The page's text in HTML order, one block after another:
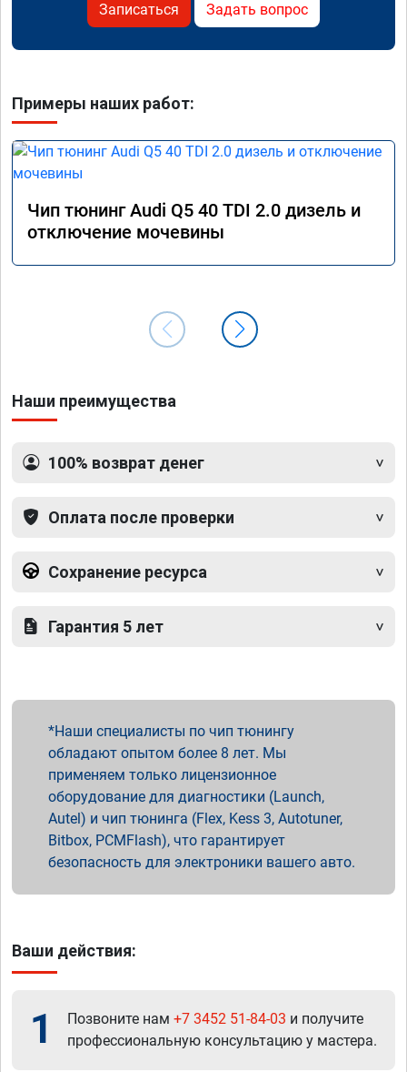
Записаться Задать вопрос
Примеры наших работ:
Чип тюнинг Audi Q5 40 TDI 2.0 дизель и
отключение мочевины
Наши преимущества
100% возврат денег
Оплата после проверки
Сохранение ресурса
Гарантия 5 лет
Наши специалисты по чип тюнингу
обладают опытом более 8 лет. Мы
применяем только лицензионное
оборудование для диагностики (Launch,
Autel) и чип тюнинга (Flex, Kess 3, Autotuner,
Bitbox, PCMFlash), что гарантирует
безопасность для электроники вашего авто.
Ваши действия:
1 Позвоните нам +7 3452 51-84-03 и получите
профессиональную консультацию у мастера.